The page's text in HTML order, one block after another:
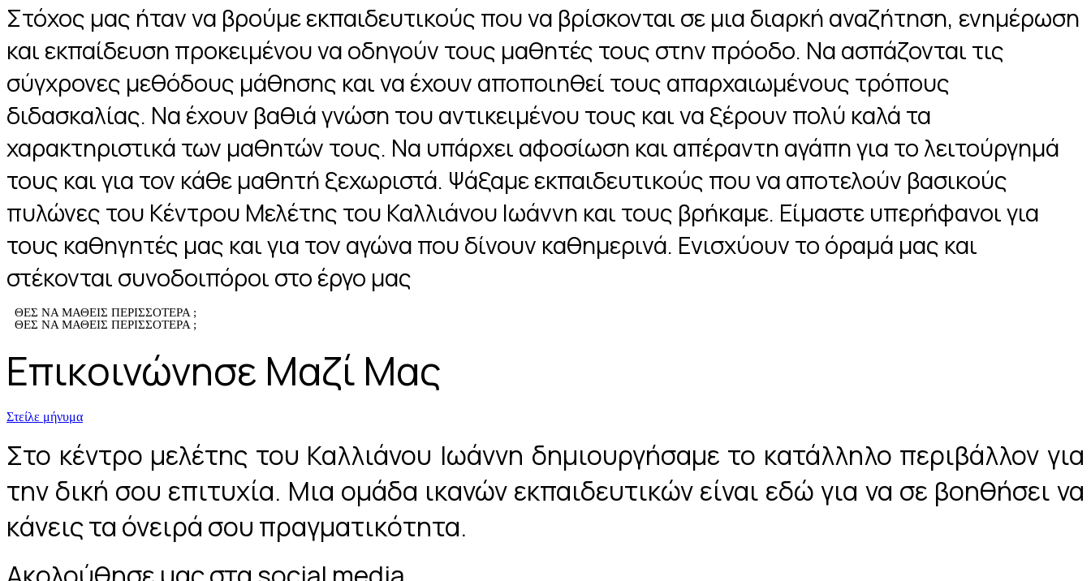
Στόχος μας ήταν να βρούμε εκπαιδευτικούς που να βρίσκονται σε μια διαρκή αναζήτηση, ενημέρωση
και εκπαίδευση προκειμένου να οδηγούν τους μαθητές τους στην πρόοδο. Να ασπάζονται τις
σύγχρονες μεθόδους μάθησης και να έχουν αποποιηθεί τους απαρχαιωμένους τρόπους
διδασκαλίας. Να έχουν βαθιά γνώση του αντικειμένου τους και να ξέρουν πολύ καλά τα
χαρακτηριστικά των μαθητών τους. Να υπάρχει αφοσίωση και απέραντη αγάπη για το λειτούργημά
τους και για τον κάθε μαθητή ξεχωριστά. Ψάξαμε εκπαιδευτικούς που να αποτελούν βασικούς
πυλώνες του Κέντρου Μελέτης του Καλλιάνου Ιωάννη και τους βρήκαμε. Είμαστε υπερήφανοι για
τους καθηγητές μας και για τον αγώνα που δίνουν καθημερινά. Ενισχύουν το όραμά μας και
στέκονται συνοδοιπόροι στο έργο μας
ΘΕΣ ΝΑ ΜΑΘΕΙΣ ΠΕΡΙΣΣΟΤΕΡΑ ;
ΘΕΣ ΝΑ ΜΑΘΕΙΣ ΠΕΡΙΣΣΟΤΕΡΑ ;
Επικοινώνησε Μαζί Μας
Στείλε μήνυμα
Στο κέντρο μελέτης του Καλλιάνου Ιωάννη δημιουργήσαμε το κατάλληλο περιβάλλον για
την δική σου επιτυχία. Μια ομάδα ικανών εκπαιδευτικών είναι εδώ για να σε βοηθήσει να
κάνεις τα όνειρά σου πραγματικότητα.